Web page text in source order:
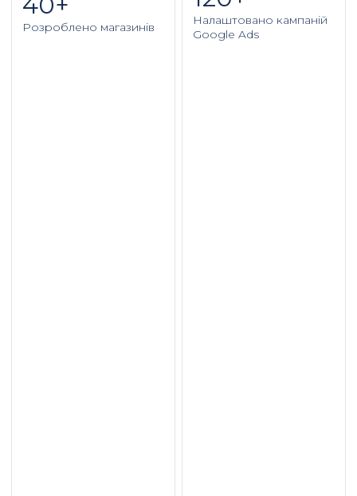
Розроблено магазинів
Налаштовано кампаній
Google Ads